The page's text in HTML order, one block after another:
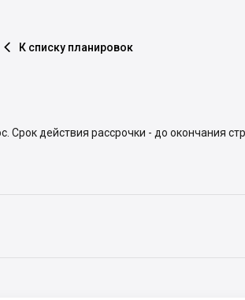
 К списку планировок
Срок действия рассрочки - до окончания